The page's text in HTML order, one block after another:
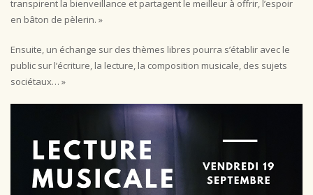
transpirent la bienveillance et partagent le meilleur à offrir, l’espoir
en bâton de pèlerin. »
Ensuite, un échange sur des thèmes libres pourra s’établir avec le
public sur l’écriture, la lecture, la composition musicale, des sujets
sociétaux… »